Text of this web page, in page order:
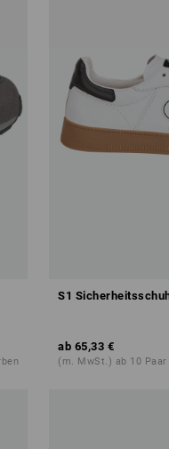
S1
ab 65,33 €
(m. MwSt.) ab 10 Paar